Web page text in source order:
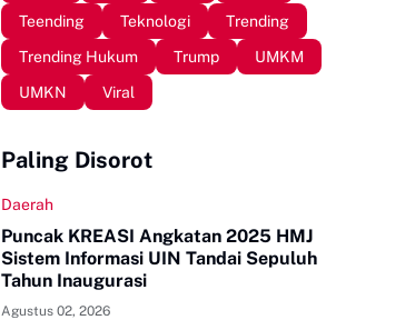
Teending
Teknologi
Trending
Trending Hukum
Trump
UMKM
UMKN
Viral
Paling Disorot
Daerah
Puncak KREASI Angkatan 2025 HMJ
Sistem Informasi UIN Tandai Sepuluh
Tahun Inaugurasi
Agustus 02, 2026